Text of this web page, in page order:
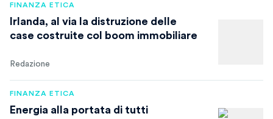
FINANZA ETICA
Irlanda, al via la distruzione delle
case costruite col boom immobiliare
Redazione
FINANZA ETICA
Energia alla portata di tutti